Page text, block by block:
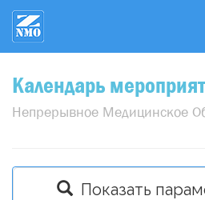
Календарь
Непрерывное Медицинское
Показать